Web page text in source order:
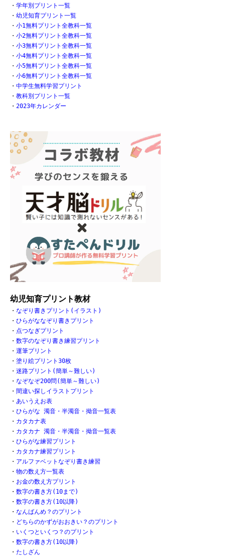
・ 学年別プリント一覧
・ 幼児知育プリント一覧
・ 小1無料プリント全教科一覧
・ 小2無料プリント全教科一覧
・ 小3無料プリント全教科一覧
・ 小4無料プリント全教科一覧
・ 小5無料プリント全教科一覧
・ 小6無料プリント全教科一覧
・ 中学生無料学習プリント
・ 教科別プリント一覧
・ 2023年カレンダー
幼児知育プリント教材
・ なぞり書きプリント(イラスト)
・ ひらがななぞり書きプリント
・ 点つなぎプリント
・ 数字のなぞり書き練習プリント
・ 運筆プリント
・ 塗り絵プリント30枚
・ 迷路プリント(簡単～難しい)
・ なぞなぞ200問(簡単～難しい)
・ 間違い探しイラストプリント
・ あいうえお表
・ ひらがな 濁音・半濁音・拗音一覧表
・ カタカナ表
・ カタカナ 濁音・半濁音・拗音一覧表
・ ひらがな練習プリント
・ カタカナ練習プリント
・ アルファベットなぞり書き練習
・ 物の数え方一覧表
・ お金の数え方プリント
・ 数字の書き方(10まで)
・ 数字の書き方(10以降)
・ なんばんめ？のプリント
・ どちらのかずがおおきい？のプリント
・ いくつといくつ？のプリント
・ 数字の書き方(10以降)
・ たしざん